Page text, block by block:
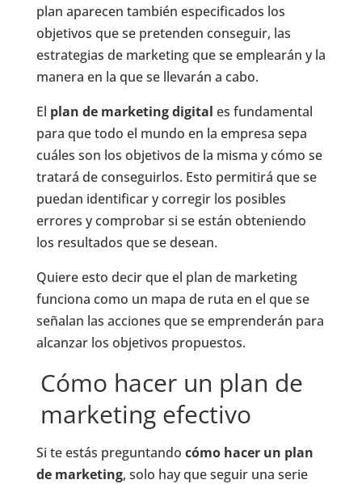
plan aparecen también especificados los
objetivos que se pretenden conseguir, las
estrategias de marketing que se emplearán y la
manera en la que se llevarán a cabo.
El plan de marketing digital es fundamental
para que todo el mundo en la empresa sepa
cuáles son los objetivos de la misma y cómo se
tratará de conseguirlos. Esto permitirá que se
puedan identificar y corregir los posibles
errores y comprobar si se están obteniendo
los resultados que se desean.
Quiere esto decir que el plan de marketing
funciona como un mapa de ruta en el que se
señalan las acciones que se emprenderán para
alcanzar los objetivos propuestos.
Cómo hacer un plan de
marketing efectivo
Si te estás preguntando cómo hacer un plan
de marketing, solo hay que seguir una serie